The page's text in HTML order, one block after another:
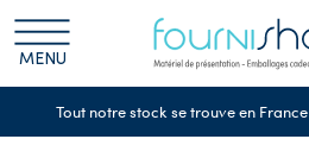
MENU
Tout notre stock se trouve en